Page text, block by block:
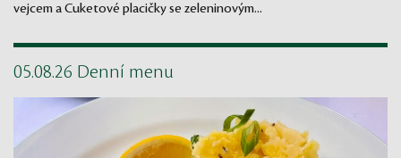
vejcem a Cuketové placičky se zeleninovým...
05.08.26 Denní menu